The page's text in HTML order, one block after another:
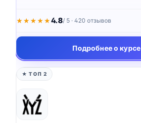
★★★★★
★★★★★4.8/ 5 · 420 отзывов
Подробнее о курсе
★ ТОП 2